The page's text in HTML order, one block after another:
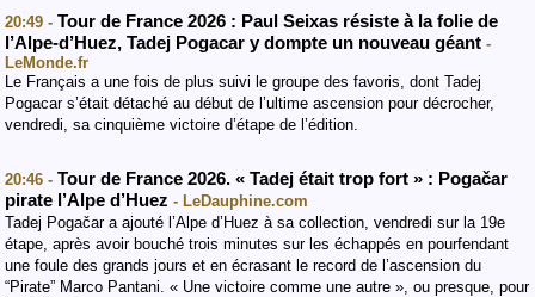
20:49 - Tour de France 2026 : Paul Seixas résiste à la folie de
l’Alpe-d’Huez, Tadej Pogacar y dompte un nouveau géant -
LeMonde.fr
Le Français a une fois de plus suivi le groupe des favoris, dont Tadej
Pogacar s’était détaché au début de l’ultime ascension pour décrocher,
vendredi, sa cinquième victoire d’étape de l’édition.
20:46 - Tour de France 2026. « Tadej était trop fort » : Pogačar
pirate l’Alpe d’Huez - LeDauphine.com
Tadej Pogačar a ajouté l’Alpe d’Huez à sa collection, vendredi sur la 19e
étape, après avoir bouché trois minutes sur les échappés en pourfendant
une foule des grands jours et en écrasant le record de l’ascension du
“Pirate” Marco Pantani. « Une victoire comme une autre », ou presque, pour